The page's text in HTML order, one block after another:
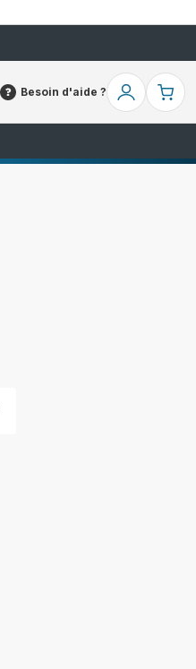
Besoin d'aide ?
Besoin
Mon